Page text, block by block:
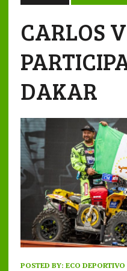
CARLOS
DAKAR
POSTED BY: ECO DEPORTIVO